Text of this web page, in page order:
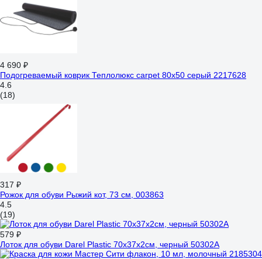
4 690 ₽
Подогреваемый коврик Теплолюкс carpet 80x50 серый 2217628
4.6
(18)
317 ₽
Рожок для обуви Рыжий кот, 73 см, 003863
4.5
(19)
579 ₽
Лоток для обуви Darel Plastic 70х37х2см, черный 50302A